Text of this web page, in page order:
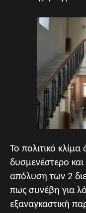
Το πολιτικό κλίμα
δυσμενέστερο
απόλυση των 2
πως συνέβη για
εξαναγκαστική